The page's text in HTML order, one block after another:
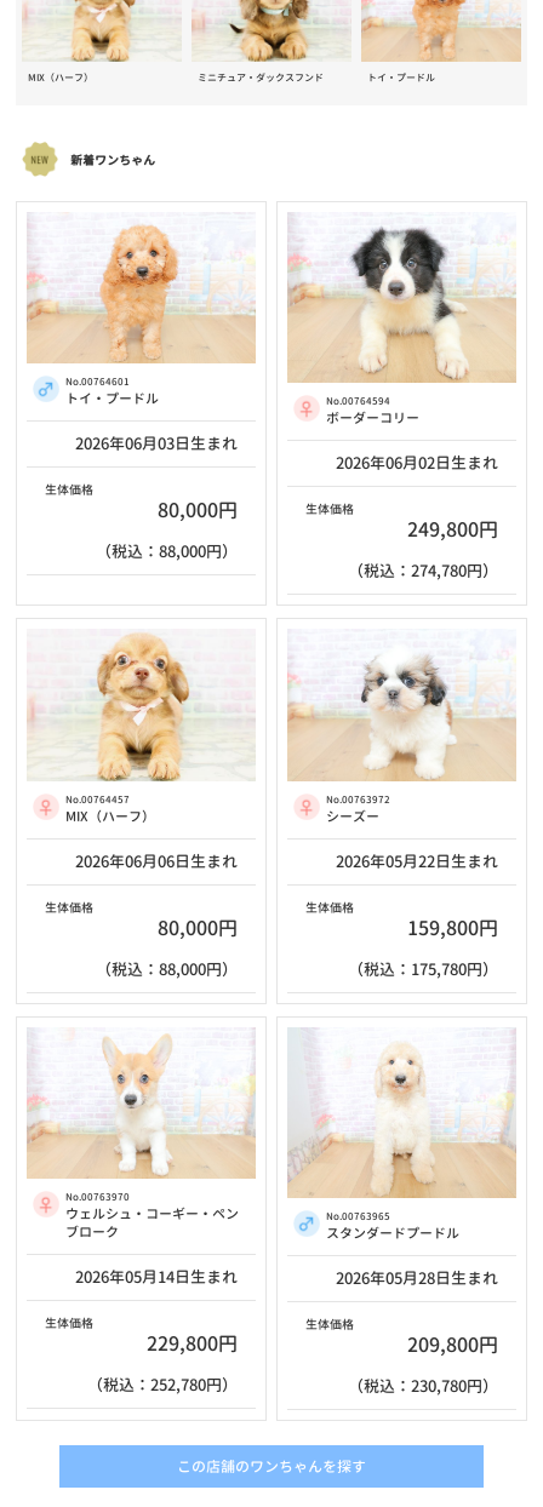
MIX（ハーフ） ミニチュア・ダックスフンド トイ・プードル
新着ワンちゃん
No.00764601
トイ・プードル
2026年06月03日生まれ
生体価格
80,000円
（税込：88,000円）
No.00764594
ボーダーコリー
2026年06月02日生まれ
生体価格
249,800円
（税込：274,780円）
No.00764457
MIX（ハーフ）
2026年06月06日生まれ
生体価格
80,000円
（税込：88,000円）
No.00763972
シーズー
2026年05月22日生まれ
生体価格
159,800円
（税込：175,780円）
No.00763970
ウェルシュ・コーギー・ペン
ブローク
2026年05月14日生まれ
生体価格
229,800円
（税込：252,780円）
No.00763965
スタンダードプードル
2026年05月28日生まれ
生体価格
209,800円
（税込：230,780円）
この店舗のワンちゃんを探す